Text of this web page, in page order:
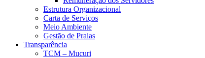
Estrutura Organizacional
Carta de Serviços
Meio Ambiente
Gestão de Praias
Transparência
TCM – Mucuri